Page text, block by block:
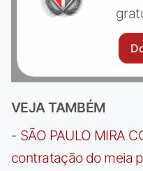
VEJA TAMBÉM
- SÃO PAULO MIRA
contratação do meia